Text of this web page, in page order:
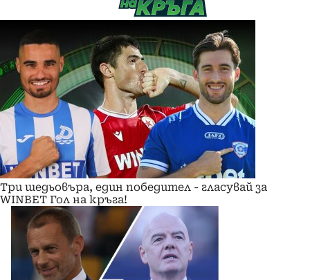
Три шедьовъра, един победител - гласувай за
WINBET Гол на кръга!